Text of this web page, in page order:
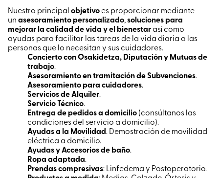
Nuestro principalobjetivoes proporcionar mediante
unasesoramiento personalizado,soluciones para
mejorar la calidad de vida y el bienestarasí como
ayudas para facilitar las tareas de la vida diaria a las
personas que lo necesitan y sus cuidadores.
Concierto con Osakidetza, Diputación y Mutuas de
trabajo.
Asesoramiento en tramitación de Subvenciones.
Asesoramiento para cuidadores.
Servicios de Alquiler.
Servicio Técnico.
Entrega de pedidos a domicilio(consúltanos las
condiciones del servicio a domicilio).
Ayudas a la Movilidad. Demostración de movilidad
eléctrica a domicilio.
Ayudas y Accesorios de baño.
Ropa adaptada.
Prendas compresivas: Linfedema y Postoperatorio.